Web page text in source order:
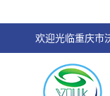
欢迎光临重庆市